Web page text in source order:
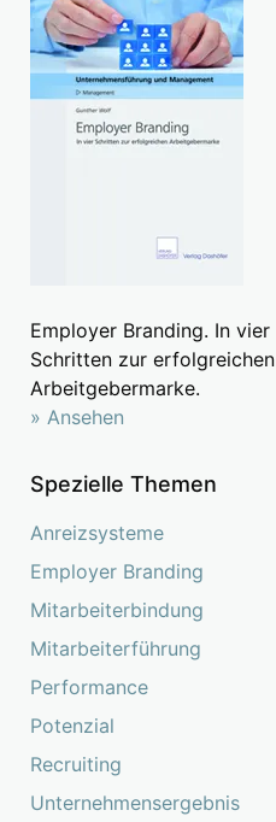
Employer Branding. In vier
Schritten zur erfolgreichen
Arbeitgebermarke.
» Ansehen
Spezielle Themen
Anreizsysteme
Employer Branding
Mitarbeiterbindung
Mitarbeiterführung
Performance
Potenzial
Recruiting
Unternehmensergebnis